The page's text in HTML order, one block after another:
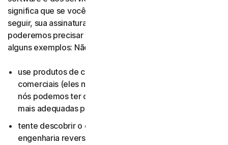
significa que se você fizer algo como os exemplos a
seguir, sua assinatura poderá ser cancelada e nós
poderemos precisar tomar medidas subsequentes. Veja
alguns exemplos: Não...
use produtos de consumidor para propósitos
comerciais (eles não foram desenvolvidos para isso e
nós podemos ter ofertas para pequenas empresas
mais adequadas para o local de trabalho);
tente descobrir o código-fonte, inclusive por meio de
engenharia reversa ou descompilação do software ou